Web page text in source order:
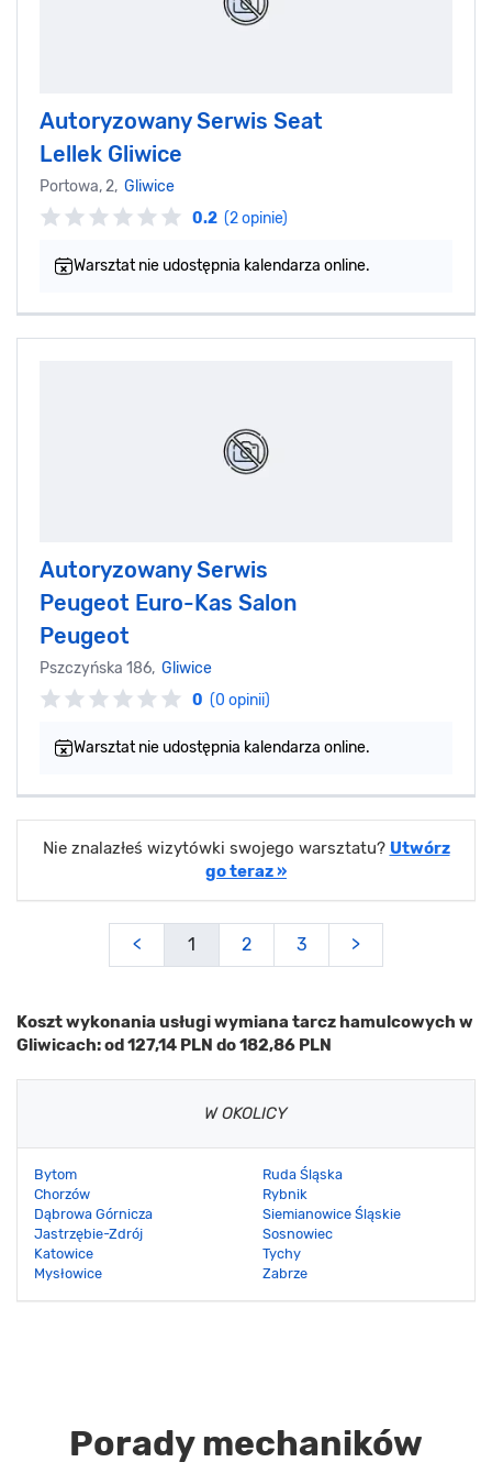
Autoryzowany Serwis Seat
Lellek Gliwice
Portowa, 2, Gliwice
0.2 (2 opinie)
Warsztat nie udostępnia kalendarza online.
Autoryzowany Serwis
Peugeot Euro-Kas Salon
Peugeot
Pszczyńska 186, Gliwice
0 (0 opinii)
Warsztat nie udostępnia kalendarza online.
Nie znalazłeś wizytówki swojego warsztatu? Utwórz
go teraz »
< 1 2 3 >
Koszt wykonania usługi wymiana tarcz hamulcowych w
Gliwicach: od 127,14 PLN do 182,86 PLN
W OKOLICY
Bytom
Chorzów
Dąbrowa Górnicza
Jastrzębie-Zdrój
Katowice
Mysłowice
Ruda Śląska
Rybnik
Siemianowice Śląskie
Sosnowiec
Tychy
Zabrze
Porady mechaników